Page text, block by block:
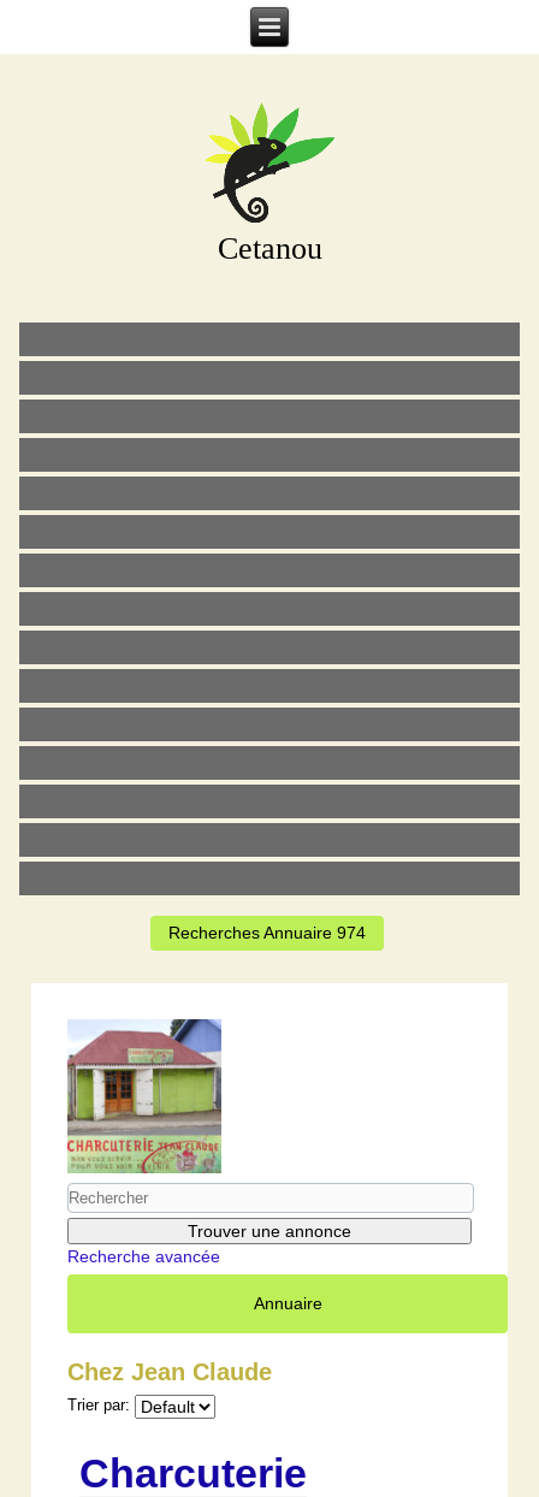
Cetanou
Recherches Annuaire 974
Recherche avancée
Annuaire
Chez Jean Claude
Trier par:
Charcuterie